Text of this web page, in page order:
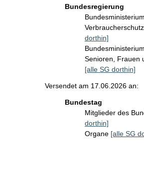
Bundesregierung
dorthin]
Senioren, Frauen
[alle SG dorthin]
Versendet am 17.06.2026 an:
Bundestag
Mitglieder des
dorthin]
Organe [alle SG